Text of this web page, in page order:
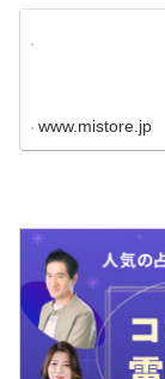
www.mistore.jp